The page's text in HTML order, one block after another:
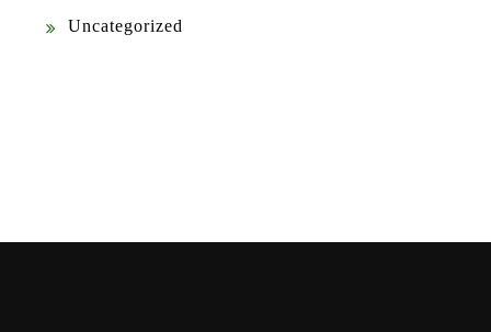
Uncategorized